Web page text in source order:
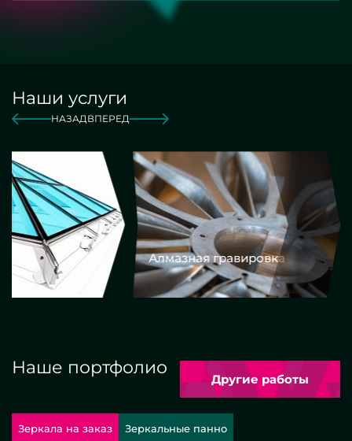
Наши услуги
НАЗАДВПЕРЕД
Алмазная гравировка
Наше портфолио
Другие работы
Зеркала на заказ Зеркальные панно